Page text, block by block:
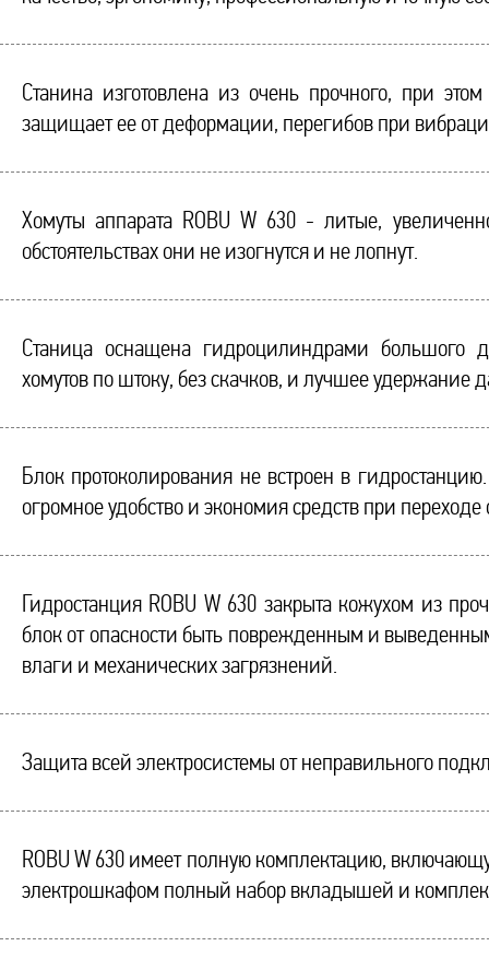
Станина изготовлена из очень прочного, при
защищает ее от деформации, перегибов при
Хомуты аппарата ROBU W 630 - литые,
обстоятельствах они не изогнутся и не лопнут.
Станица оснащена гидроцилиндрами большого
хомутов по штоку, без скачков, и лучшее
Блок протоколирования не встроен в
огромное удобство и экономия средств при переходе
Гидростанция ROBU W 630 закрыта кожухом из
блок от опасности быть поврежденным и
влаги и механических загрязнений.
Защита всей электросистемы от неправильного
ROBU W 630 имеет полную комплектацию,
электрошкафом полный набор вкладышей и